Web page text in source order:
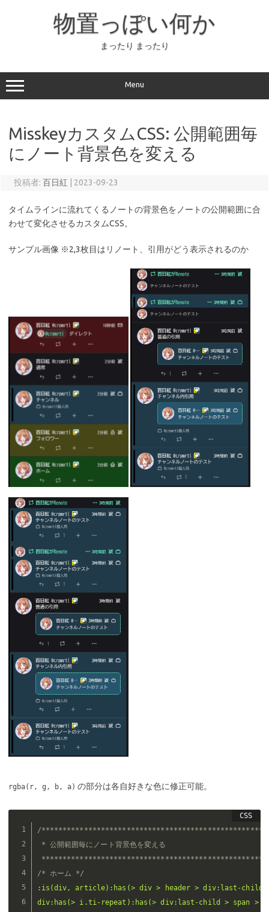
ッ
プ
物置っぽい何か
まったり まったり
Menu
MisskeyカスタムCSS: 公開範囲毎
にノート背景色を変える
投稿者: 百日紅 2023-09-23
タイムラインに流れてくるノートの背景色をノートの公開範囲に合
わせて変化させるカスタムCSS。
サンプル画像 ※2,3枚目はリノート、引用がどう表示されるのか
rgba(r, g, b, a) の部分は各自好きな色に修正可能。
/
* 公開範囲毎にノート背景色を変える
/* ホーム */
:is(div, article):has(> div > header > div:last-child
div:has(> i.ti-repeat):has(> div:last-child > span >